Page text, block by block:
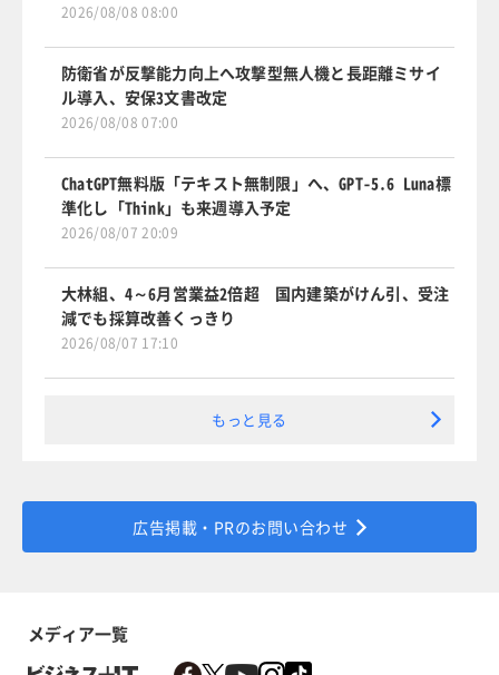
2026/08/08 08:00
防衛省が反撃能力向上へ攻撃型無人機と長距離ミサイ
ル導入、安保3文書改定
2026/08/08 07:00
ChatGPT無料版「テキスト無制限」へ、GPT-5.6 Luna標
準化し「Think」も来週導入予定
2026/08/07 20:09
大林組、4～6月営業益2倍超 国内建築がけん引、受注
減でも採算改善くっきり
2026/08/07 17:10
もっと見る
広告掲載・PRのお問い合わせ
メディア一覧